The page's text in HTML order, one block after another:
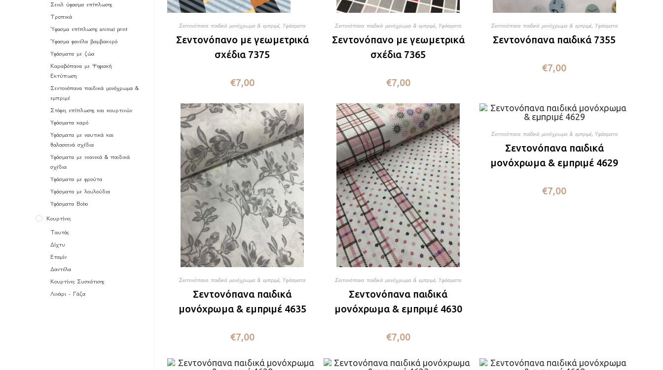
Σεντονόπανα παιδικά μονόχρωμα & εμπριμέ Υφάσματα
Σεντονόπανο με γεωμετρικά
σχέδια 7375
€7,00
Σεντονόπανα παιδικά μονόχρωμα & εμπριμέ Υφάσματα
Σεντονόπανο με γεωμετρικά
σχέδια 7365
€7,00
Σεντονόπανα παιδικά μονόχρωμα & εμπριμέ, Υφάσματα
Σεντονόπανα παιδικά 7355
€7,00
Σεντονόπανα παιδικά μονόχρωμα & εμπριμέ, Υφάσματα
Σεντονόπανα παιδικά
μονόχρωμα & εμπριμέ 4635
€7,00
Σεντονόπανα παιδικά μονόχρωμα & εμπριμέ, Υφάσματα
Σεντονόπανα παιδικά
μονόχρωμα & εμπριμέ 4630
€7,00
Σεντονόπανα παιδικά μονόχρωμα & εμπριμέ, Υφάσματα
Σεντονόπανα παιδικά
μονόχρωμα & εμπριμέ 4629
€7,00
Σενιλ ύφασμα επίπλωσης
Τροπικά
Ύφασμα επίπλωσης animal print
Ύφασμα φανέλα βαμβακερό
Υφάσματα με ζώα
Καραβόπανα με Ψηφιακή
Εκτύπωση
Σεντονόπανα παιδικά μονόχρωμα &
εμπριμέ
Στόφες επίπλωσης και κουρτινών
Υφάσματα καρό
Υφάσματα με ναυτικά και
θαλασσινά σχέδια
Υφάσματα με νεανικά & παιδικά
σχέδια
Υφάσματα με φρούτα
Υφάσματα με λουλούδια
Υφάσματα Boho
Κουρτίνες
Ταυτάς
Δίχτυ
Εταμίν
Δαντέλα
Κουρτίνες Συσκότισης
Λινάρι - Γάζα